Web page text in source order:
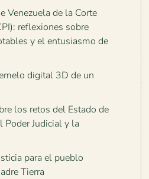
Venezuela de la Corte
reflexiones sobre
y el entusiasmo de
digital 3D de un
los retos del Estado de
Poder Judicial y la
para el pueblo
Tierra